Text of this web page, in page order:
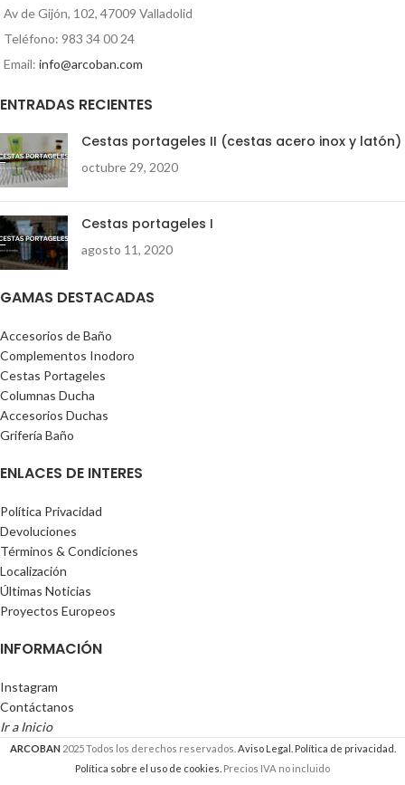
Av de Gijón, 102, 47009 Valladolid
Teléfono: 983 34 00 24
Email: info@arcoban.com
ENTRADAS RECIENTES
Cestas portageles II (cestas acero inox y latón)
octubre 29, 2020
Cestas portageles I
agosto 11, 2020
GAMAS DESTACADAS
Accesorios de Baño
Complementos Inodoro
Cestas Portageles
Columnas Ducha
Accesorios Duchas
Grifería Baño
ENLACES DE INTERES
Política Privacidad
Devoluciones
Términos & Condiciones
Localización
Últimas Noticias
Proyectos Europeos
INFORMACIÓN
Instagram
Contáctanos
Ir a Inicio
ARCOBAN 2025 Todos los derechos reservados. Aviso Legal.
Política de privacidad.
Política sobre el uso de cookies. Precios IVA no incluido